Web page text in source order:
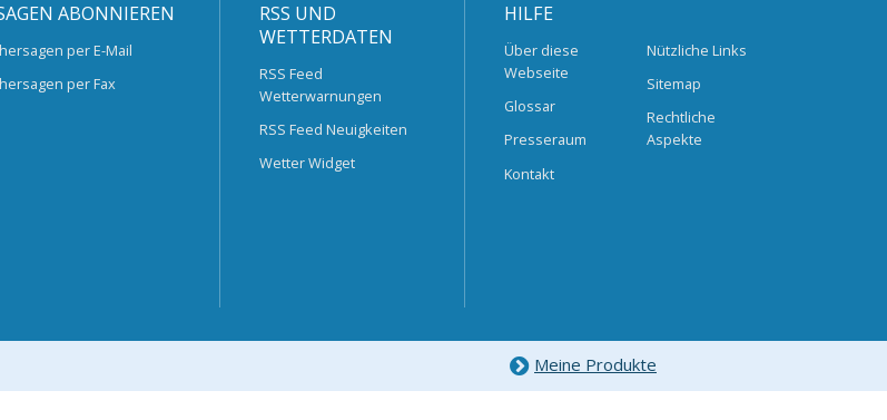
ABONNIEREN
per E-Mail
per Fax
RSS UND
WETTERDATEN
RSS Feed
Wetterwarnungen
RSS Feed Neuigkeiten
Wetter Widget
HILFE
Über diese
Webseite
Glossar
Presseraum
Kontakt
Nützliche Links
Sitemap
Rechtliche
Aspekte
Meine Produkte